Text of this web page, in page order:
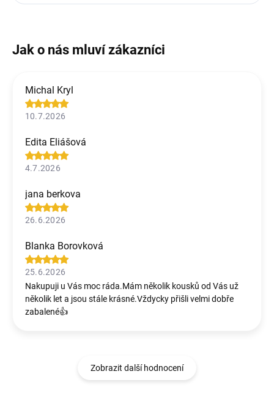
Michal Kryl
10.7.2026
Edita Eliášová
4.7.2026
jana berkova
26.6.2026
Blanka Borovková
25.6.2026
Nakupuji u Vás moc ráda.Mám několik kousků od Vás už
několik let a jsou stále krásné.Vždycky přišli velmi dobře
zabalené👍
Zobrazit další hodnocení